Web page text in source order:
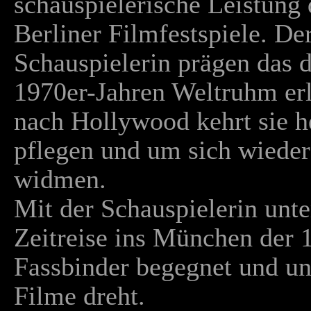
Berliner Filmfestspiele.
Schauspielerin prägen das
1970er-Jahren Weltruhm
nach Hollywood kehrt sie
pflegen und um sich
widmen.
Mit der Schauspielerin
Zeitreise ins München der
Fassbinder begegnet und
Filme dreht.